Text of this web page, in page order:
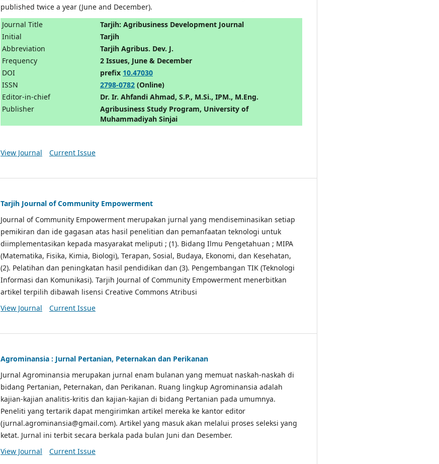
published twice a year (June and December).
Journal Title
Tarjih: Agribusiness Development Journal
Initial
Tarjih
Abbreviation
Tarjih Agribus. Dev. J.
Frequency
2 Issues, June & December
DOI
prefix 10.47030
ISSN
2798-0782 (Online)
Editor-in-chief
Dr. Ir. Ahfandi Ahmad, S.P., M.Si., IPM., M.Eng.
Publisher
Agribusiness Study Program, University of
Muhammadiyah Sinjai
View Journal Current Issue
Tarjih Journal of Community Empowerment
Journal of Community Empowerment merupakan jurnal yang mendiseminasikan setiap
pemikiran dan ide gagasan atas hasil penelitian dan pemanfaatan teknologi untuk
diimplementasikan kepada masyarakat meliputi ; (1). Bidang Ilmu Pengetahuan ; MIPA
(Matematika, Fisika, Kimia, Biologi), Terapan, Sosial, Budaya, Ekonomi, dan Kesehatan,
(2). Pelatihan dan peningkatan hasil pendidikan dan (3). Pengembangan TIK (Teknologi
Informasi dan Komunikasi). Tarjih Journal of Community Empowerment menerbitkan
artikel terpilih dibawah lisensi Creative Commons Atribusi
View Journal
Current Issue
Agrominansia : Jurnal Pertanian, Peternakan dan Perikanan
Jurnal Agrominansia merupakan jurnal enam bulanan yang memuat naskah-naskah di
bidang Pertanian, Peternakan, dan Perikanan. Ruang lingkup Agrominansia adalah
kajian-kajian analitis-kritis dan kajian-kajian di bidang Pertanian pada umumnya.
Peneliti yang tertarik dapat mengirimkan artikel mereka ke kantor editor
(jurnal.agrominansia@gmail.com). Artikel yang masuk akan melalui proses seleksi yang
ketat. Jurnal ini terbit secara berkala pada bulan Juni dan Desember.
View Journal
Current Issue